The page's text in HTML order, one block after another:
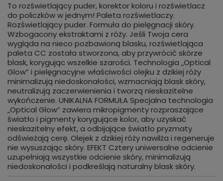
To rozświetlający puder, korektor koloru i rozświetlacz
do policzków w jednym! Paleta rozświetlaczy.
Rozświetlający puder. Formuła do pielęgnacji skóry.
Wzbogacony ekstraktami z róży. Jeśli Twoja cera
wygląda na nieco pozbawioną blasku, rozświetlająca
paleta CC została stworzona, aby przywrócić skórze
blask, korygując wszelkie szarości. Technologia „Optical
Glow” i pielęgnacyjne właściwości olejku z dzikiej róży
minimalizują niedoskonałości, wzmacniają blask skóry,
neutralizują zaczerwienienia i tworzą nieskazitelne
wykończenie. UNIKALNA FORMUŁA Specjalna technologia
„Optical Glow” zawiera mikropigmenty rozpraszające
światło i pigmenty korygujące kolor, aby uzyskać
nieskazitelny efekt, a odbijające światło pryzmaty
odświeżają cerę. Olejek z dzikiej róży nawilża i regeneruje
nie wysuszając skóry. EFEKT Cztery uniwersalne odcienie
uzupełniają wszystkie odcienie skóry, minimalizują
niedoskonałości i podkreślają naturalny blask skóry.